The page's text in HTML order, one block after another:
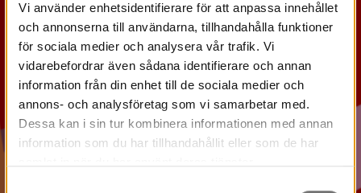
Vi använder enhetsidentifierare för att anpassa innehållet
och annonserna till användarna, tillhandahålla funktioner
för sociala medier och analysera vår trafik. Vi
vidarebefordrar även sådana identifierare och annan
information från din enhet till de sociala medier och
annons- och analysföretag som vi samarbetar med.
Dessa kan i sin tur kombinera informationen med annan
information som du har tillhandahållit eller som de har